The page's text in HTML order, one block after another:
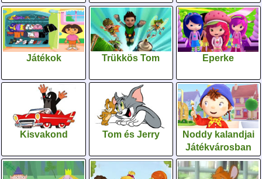
Játékok Trükkös Tom Eperke
Kisvakond Tom és Jerry
Noddy kalandjai
Játékvárosban